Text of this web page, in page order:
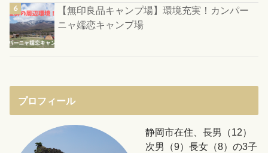
【無印良品キャンプ場】環境充実！カンパー
ニャ嬬恋キャンプ場
プロフィール
静岡市在住、長男（12）
次男（9）長女（8）の3子